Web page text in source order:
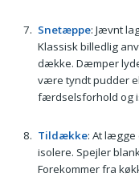
Snetæppe: Jævnt
Klassisk billedlig
dække. Dæmper
være tyndt pudder
færdselsforhold og
Tildække: At lægge
isolere. Spejler
Forekommer fra